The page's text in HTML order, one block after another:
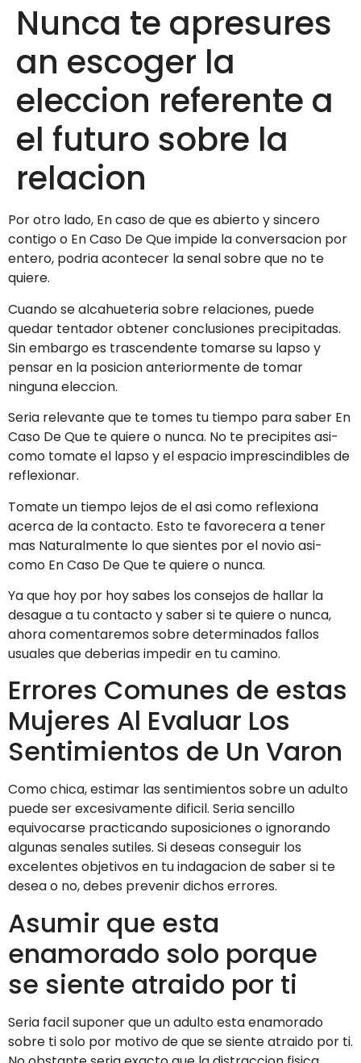
Nunca te apresures
an escoger la
eleccion referente a
el futuro sobre la
relacion
Por otro lado, En caso de que es abierto y sincero
contigo o En Caso De Que impide la conversacion por
entero, podria acontecer la senal sobre que no te
quiere.
Cuando se alcahueteria sobre relaciones, puede
quedar tentador obtener conclusiones precipitadas.
Sin embargo es trascendente tomarse su lapso y
pensar en la posicion anteriormente de tomar
ninguna eleccion.
Seri­a relevante que te tomes tu tiempo para saber En
Caso De Que te quiere o nunca. No te precipites asi­
como tomate el lapso y el espacio imprescindibles de
reflexionar.
Tomate un tiempo lejos de el asi­ como reflexiona
acerca de la contacto. Esto te favorecera a tener
mas Naturalmente lo que sientes por el novio asi­
como En Caso De Que te quiere o nunca.
Ya que hoy por hoy sabes los consejos de hallar la
desague a tu contacto y saber si te quiere o nunca,
ahora comentaremos sobre determinados fallos
usuales que deberias impedir en tu camino.
Errores Comunes de estas
Mujeres Al Evaluar Los
Sentimientos de Un Varon
Como chica, estimar las sentimientos sobre un adulto
puede ser excesivamente dificil. Seri­a sencillo
equivocarse practicando suposiciones o ignorando
algunas senales sutiles. Si deseas conseguir los
excelentes objetivos en tu indagacion de saber si te
desea o no, debes prevenir dichos errores.
Asumir que esta
enamorado solo porque
se siente atraido por ti
Seri­a facil suponer que un adulto esta enamorado
sobre ti solo por motivo de que se siente atraido por ti.